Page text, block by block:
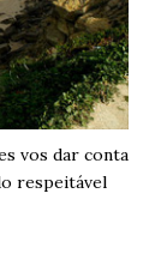
vos dar conta
respeitável